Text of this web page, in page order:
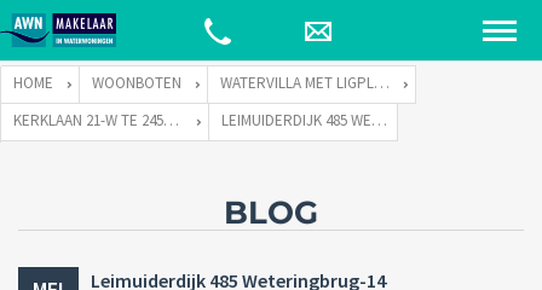
HOME WOONBOTEN
WATERVILLA MET LIGPLAATS
KERKLAAN 21-W TE 2451 VX LEIMUIDEN
LEIMUIDERDIJK 485 WETERINGBRUG-14
BLOG
Leimuiderdijk 485 Weteringbrug-14